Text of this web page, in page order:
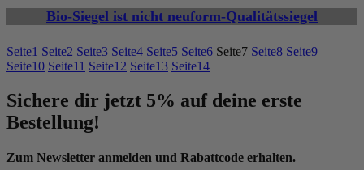
Bio-Siegel ist nicht neuform-Qualitätssiegel
Seite1 Seite2 Seite3 Seite4 Seite5 Seite6 Seite7 Seite8 Seite9
Seite10 Seite11 Seite12 Seite13 Seite14
Sichere dir jetzt 5% auf deine erste
Bestellung!
Zum Newsletter anmelden und Rabattcode erhalten.